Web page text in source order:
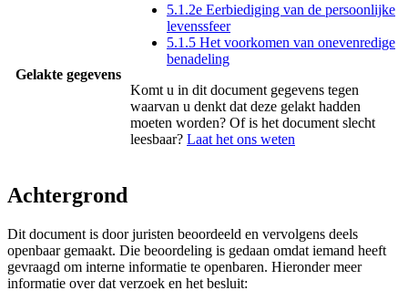
Gelakte gegevens
5.1.2e Eerbiediging van de persoonlijke
levenssfeer
5.1.5 Het voorkomen van onevenredige
benadeling
Komt u in dit document gegevens tegen
waarvan u denkt dat deze gelakt hadden
moeten worden? Of is het document slecht
leesbaar? Laat het ons weten
Achtergrond
Dit document is door juristen beoordeeld en vervolgens deels
openbaar gemaakt. Die beoordeling is gedaan omdat iemand heeft
gevraagd om interne informatie te openbaren. Hieronder meer
informatie over dat verzoek en het besluit: